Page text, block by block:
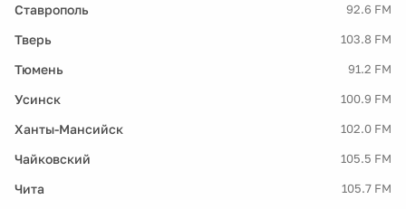
Ставрополь 92.6 FM
Тверь 103.8 FM
Тюмень 91.2 FM
Усинск 100.9 FM
Ханты-Мансийск 102.0 FM
Чайковский 105.5 FM
Чита 105.7 FM